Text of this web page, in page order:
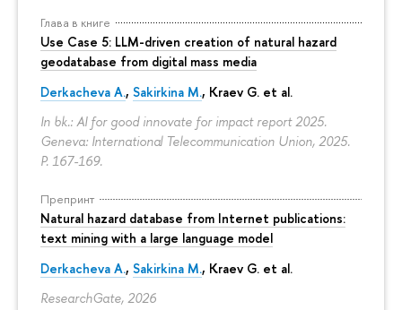
Глава в книге
Use Case 5: LLM-driven creation of natural hazard
geodatabase from digital mass media
Derkacheva A., Sakirkina M., Kraev G. et al.
In bk.: AI for good innovate for impact report 2025.
Geneva: International Telecommunication Union, 2025.
P. 167-169.
Препринт
Natural hazard database from Internet publications:
text mining with a large language model
Derkacheva A., Sakirkina M., Kraev G. et al.
ResearchGate, 2026